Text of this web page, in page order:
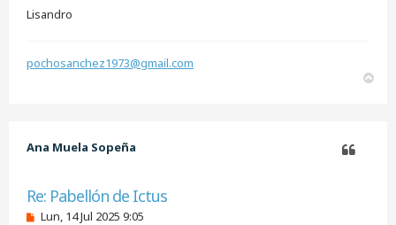
Lisandro
pochosanchez1973@gmail.com
Ana Muela Sopeña
Re: Pabellón de Ictus
M
Lun, 14 Jul 2025 9:05